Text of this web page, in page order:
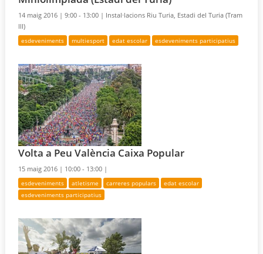
14 maig 2016 |9:00 - 13:00 | Instal·lacions Riu Turia, Estadi del Turia (Tram
III)
esdeveniments multiesport edat escolar esdeveniments participatius
Volta a Peu València Caixa Popular
15 maig 2016 | 10:00 - 13:00 |
esdeveniments atletisme carreres populars
edat escolar
esdeveniments participatius